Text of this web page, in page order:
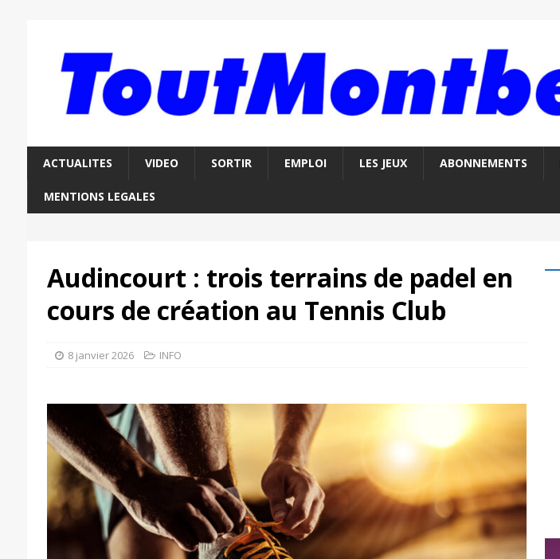
ACTUALITES VIDEO SORTIR EMPLOI LES JEUX ABONNEMENTS
MENTIONS LEGALES
Audincourt : trois terrains de padel en
cours de création au Tennis Club
8 janvier 2026 INFO